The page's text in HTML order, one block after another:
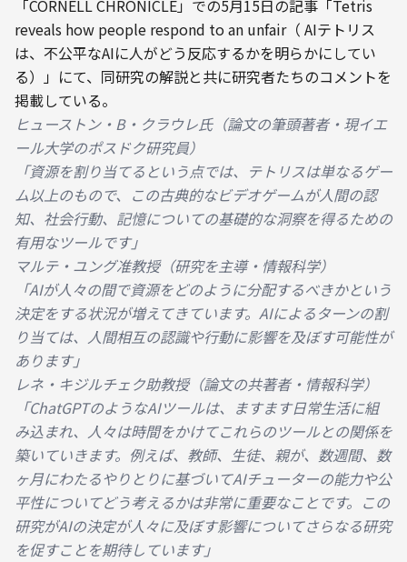
「CORNELL CHRONICLE」での5月15日の記事「Tetris
reveals how people respond to an unfair（ AIテトリス
は、不公平なAIに人がどう反応するかを明らかにしてい
る）」にて、同研究の解説と共に研究者たちのコメントを
掲載している。
ヒューストン・B・クラウレ氏（論文の筆頭著者・現イエ
ール大学のポスドク研究員）
「資源を割り当てるという点では、テトリスは単なるゲー
ム以上のもので、この古典的なビデオゲームが人間の認
知、社会行動、記憶についての基礎的な洞察を得るための
有用なツールです」
マルテ・ユング准教授（研究を主導・情報科学）
「AIが人々の間で資源をどのように分配するべきかという
決定をする状況が増えてきています。AIによるターンの割
り当ては、人間相互の認識や行動に影響を及ぼす可能性が
あります」
レネ・キジルチェク助教授（論文の共著者・情報科学）
「ChatGPTのようなAIツールは、ますます日常生活に組
み込まれ、人々は時間をかけてこれらのツールとの関係を
築いていきます。例えば、教師、生徒、親が、数週間、数
ヶ月にわたるやりとりに基づいてAIチューターの能力や公
平性についてどう考えるかは非常に重要なことです。この
研究がAIの決定が人々に及ぼす影響についてさらなる研究
を促すことを期待しています」